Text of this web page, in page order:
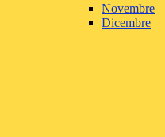
Novembre
Dicembre